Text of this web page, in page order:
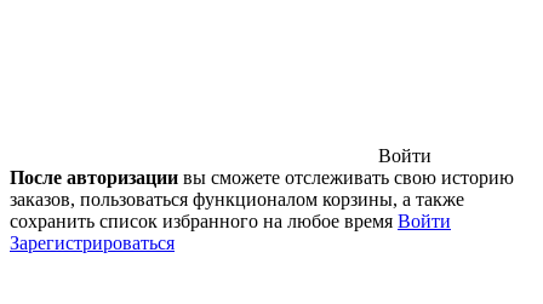
Войти
После авторизации вы сможете отслеживать свою историю
заказов, пользоваться функционалом корзины, а также
сохранить список избранного на любое время Войти
Зарегистрироваться